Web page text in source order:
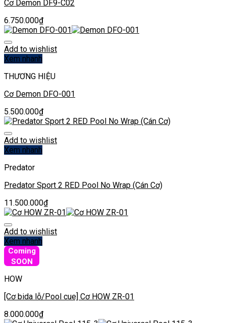
Cơ Demon DF9-C02
6.750.000₫
Add to wishlist
Xem nhanh
THƯƠNG HIỆU
Cơ Demon DFO-001
5.500.000₫
Add to wishlist
Xem nhanh
Predator
Predator Sport 2 RED Pool No Wrap (Cán Cơ)
11.500.000₫
Add to wishlist
Xem nhanh
Coming
SOON
HOW
[Cơ bida lỗ/Pool cue] Cơ HOW ZR-01
8.000.000₫